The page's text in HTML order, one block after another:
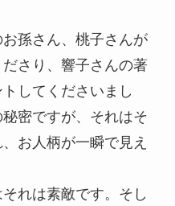
孫さん、桃子さんが
さり、響子さんの著
してくださいまし
密ですが、それはそ
お人柄が一瞬で見え
れは素敵です。そし